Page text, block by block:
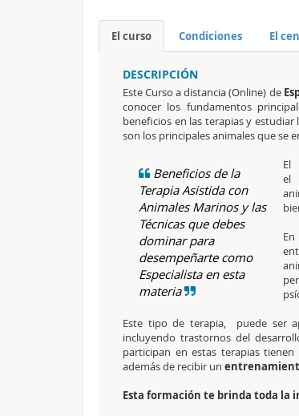
El curso Condiciones El
DESCRIPCIÓN
Este Curso a distancia (Online) de
conocer los fundamentos
beneficios en las terapias y
son los principales animales que se
Beneficios de la
Terapia Asistida con
Animales Marinos y las
Técnicas que debes
dominar para
desempeñarte como
Especialista en esta
materia
El
el
Este tipo de terapia, puede ser
incluyendo trastornos del
participan en estas terapias
además de recibir un
Esta formación te brinda toda la